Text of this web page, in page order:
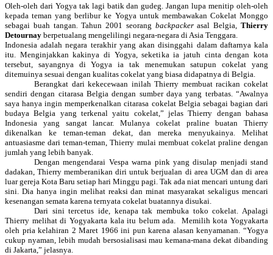
Oleh-oleh dari Yogya tak lagi batik dan gudeg. Jangan lupa menitip oleh-oleh
kepada teman yang berlibur ke Yogya untuk membawakan Cokelat Monggo
sebagai buah tangan Tahun 2001 seorang backpackerasal Belgia,Thierry
Detournay berpetualang mengelilingi negara-negara di Asia Tenggara.
Indonesia adalah negara terakhir yang akan disinggahi dalam daftarnya kala
itu. Menginjakkan kakinya di Yogya, seketika ia jatuh cinta dengan kota
tersebut, sayangnya di Yogya ia tak menemukan satupun cokelat yang
ditemuinya sesuai dengan kualitas cokelat yang biasa didapatnya di Belgia.
Berangkat dari kekecewaan inilah Thierry membuat racikan cokelat
sendiri dengan citarasa Belgia dengan sumber daya yang terbatas. “Awalnya
saya hanya ingin memperkenalkan citarasa cokelat Belgia sebagai bagian dari
budaya Belgia yang terkenal yaitu cokelat,” jelas Thierry dengan bahasa
Indonesia yang sangat lancar. Mulanya cokelat praline buatan Thierry
dikenalkan ke teman-teman dekat, dan mereka menyukainya. Melihat
antuasiasme dari teman-teman, Thierry mulai membuat cokelat praline dengan
jumlah yang lebih banyak.
Dengan mengendarai Vespa warna pink yang disulap menjadi stand
dadakan, Thierry memberanikan diri untuk berjualan di area UGM dan di area
luar gereja Kota Baru setiap hari Minggu pagi. Tak ada niat mencari untung dari
sini. Dia hanya ingin melihat reaksi dan minat masyarakat sekaligus mencari
kesenangan semata karena ternyata cokelat buatannya disukai.
Dari sini tercetus ide, kenapa tak membuka toko cokelat. Apalagi
Thierry melihat di Yogyakarta kala itu belum ada. Memilihkota Yogyakarta
oleh pria kelahiran 2 Maret 1966 ini pun karena alasan kenyamanan. “Yogya
cukup nyaman, lebih mudah bersosialisasi mau kemana-mana dekat dibanding
di Jakarta ,” jelasnya.